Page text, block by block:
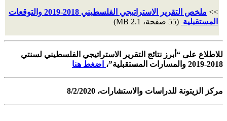
>>
ملخص التقرير الاستراتيجي الفلسطيني 2018-2019 والتوقعات
المستقبلية (55 صفحة، 2.1 MB)
للاطلاع على “أبرز نتائج التقرير الاستراتيجي الفلسطيني لسنتي
2018-2019 والمسارات المستقبلية”،
اضغط هنا
مركز الزيتونة للدراسات والاستشارات، 8/2/2020